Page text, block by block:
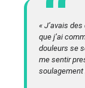
« J’avais
que j’ai
douleurs se
me sentir
soulagement